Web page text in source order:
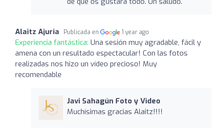
Alaitz Ajuria Publicada en 1 year ago
Experiencia fantástica: Una sesión muy agradable, fácil y
amena con un resultado espectacular! Con las fotos
realizadas nos hizo un vídeo precioso! Muy
recomendable
Javi Sahagún Foto y Video
Muchísimas gracias Alaitz!!!!